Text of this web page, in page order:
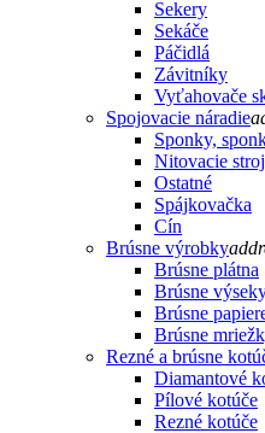
Sekery
Sekáče
Páčidlá
Závitníky
Vyťahovače
Spojovacie náradie
Sponky,
Nitovacie
Ostatné
Spájkovačka
Cín
Brúsne výrobkyadd
Brúsne plátna
Brúsne
Brúsne
Brúsne
Rezné a brúsne
Diamantové
Pílové kotúče
Rezné kotúče